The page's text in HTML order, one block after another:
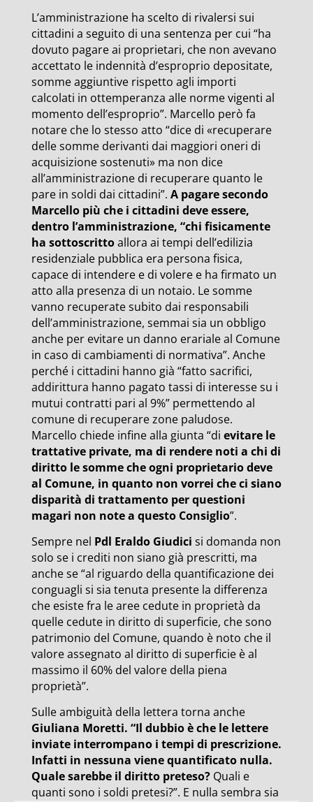
L’amministrazione ha scelto di rivalersi sui
cittadini a seguito di una sentenza per cui “ha
dovuto pagare ai proprietari, che non avevano
accettato le indennità d’esproprio depositate,
somme aggiuntive rispetto agli importi
calcolati in ottemperanza alle norme vigenti al
momento dell’esproprio”. Marcello però fa
notare che lo stesso atto “dice di «recuperare
delle somme derivanti dai maggiori oneri di
acquisizione sostenuti» ma non dice
all’amministrazione di recuperare quanto le
pare in soldi dai cittadini”. A pagare secondo
Marcello più che i cittadini deve essere,
dentro l’amministrazione, “chi fisicamente
ha sottoscrittoallora ai tempi dell’edilizia
residenziale pubblica era persona fisica,
capace di intendere e di volere e ha firmato un
atto alla presenza di un notaio. Le somme
vanno recuperate subito dai responsabili
dell’amministrazione, semmai sia un obbligo
anche per evitare un danno erariale al Comune
in caso di cambiamenti di normativa”. Anche
perché i cittadini hanno già “fatto sacrifici,
addirittura hanno pagato tassi di interesse su i
mutui contratti pari al 9%” permettendo al
comune di recuperare zone paludose.
Marcello chiede infine alla giunta “di evitare le
trattative private, ma di rendere noti a chi di
diritto le somme che ogni proprietario deve
al Comune, in quanto non vorrei che ci siano
disparità di trattamento per questioni
magari non note a questo Consiglio”.
Sempre nel Pdl Eraldo Giudici si domanda non
solo se i crediti non siano già prescritti, ma
anche se “al riguardo della quantificazione dei
conguagli si sia tenuta presente la differenza
che esiste fra le aree cedute in proprietà da
quelle cedute in diritto di superficie, che sono
patrimonio del Comune, quando è noto che il
valore assegnato al diritto di superficie è al
massimo il 60% del valore della piena
proprietà”.
Sulle ambiguità della lettera torna anche
Giuliana Moretti. “Il dubbio è che le lettere
inviate interrompano i tempi di prescrizione.
Infatti in nessuna viene quantificato nulla.
Quale sarebbe il diritto preteso?Quali e
quanti sono i soldi pretesi?”. E nulla sembra sia